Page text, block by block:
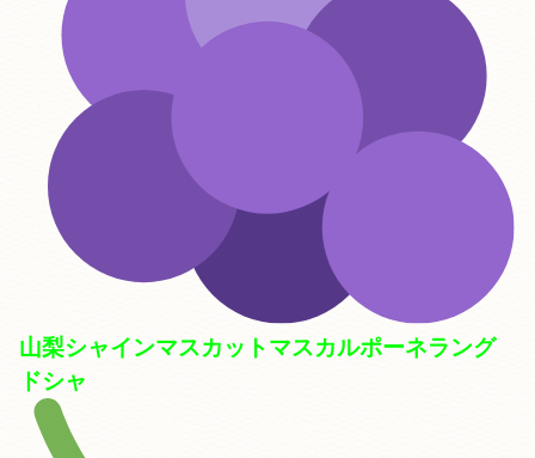
山梨シャインマスカットマスカルポーネラング
ドシャ